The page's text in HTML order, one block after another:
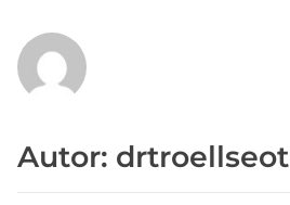
Autor: drtroellseot